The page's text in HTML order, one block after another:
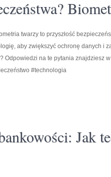
twarzy to przyszłość
aby zwiększyć ochronę danych i
Odpowiedzi na te pytania znajdziesz
#technologia
Jak